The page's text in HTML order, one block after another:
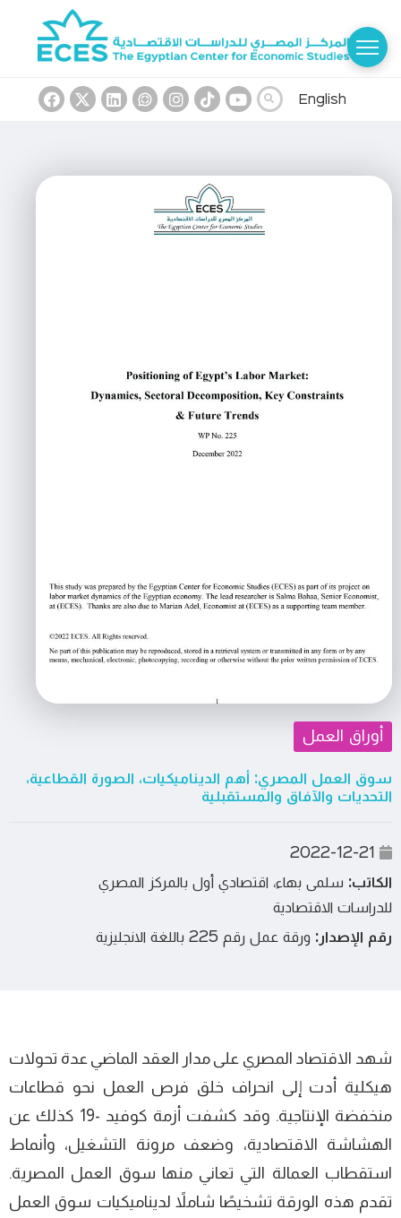
English
أوراق العمل
سوق العمل المصري: أهم الديناميكيات، الصورة القطاعية،
التحديات والآفاق والمستقبلية
الكاتب: سلمى بهاء، اقتصادي أول بالمركز المصري
للدراسات الاقتصادية
رقم الإصدار: ورقة عمل رقم 225 باللغة الانجليزية
شهد الاقتصاد المصري على مدار العقد الماضي عدة تحولات
هيكلية أدت إلى انحراف خلق فرص العمل نحو قطاعات
منخفضة الإنتاجية. وقد كشفت أزمة كوفيد -19 كذلك عن
الهشاشة الاقتصادية، وضعف مرونة التشغيل، وأنماط
استقطاب العمالة التي تعاني منها سوق العمل المصرية.
تقدم هذه الورقة تشخيصًا شاملاً لديناميكيات سوق العمل